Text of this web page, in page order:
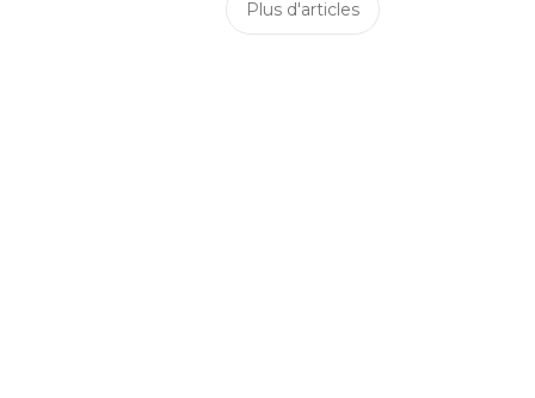
Plus d'articles